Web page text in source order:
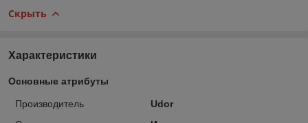
Скрыть
Характеристики
Основные атрибуты
Производитель
Udor